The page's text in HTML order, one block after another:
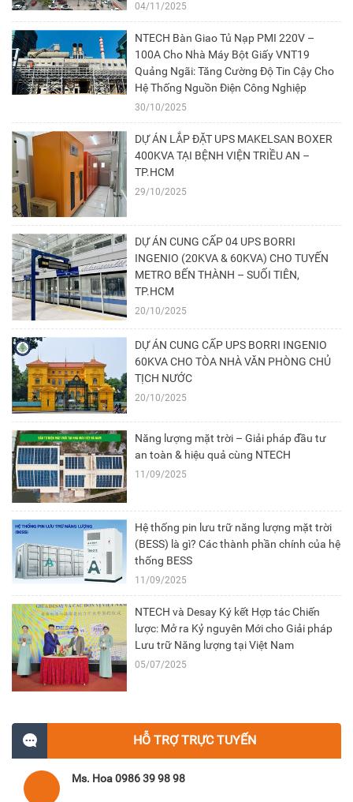
04/11/2025
NTECH Bàn Giao Tủ Nạp PMI 220V –
100A Cho Nhà Máy Bột Giấy VNT19
Quảng Ngãi: Tăng Cường Độ Tin Cậy Cho
Hệ Thống Nguồn Điện Công Nghiệp
30/10/2025
DỰ ÁN LẮP ĐẶT UPS MAKELSAN BOXER
400KVA TẠI BỆNH VIỆN TRIỀU AN –
TP.HCM
29/10/2025
DỰ ÁN CUNG CẤP 04 UPS BORRI
INGENIO (20KVA & 60KVA) CHO TUYẾN
METRO BẾN THÀNH – SUỐI TIÊN,
TP.HCM
20/10/2025
DỰ ÁN CUNG CẤP UPS BORRI INGENIO
60KVA CHO TÒA NHÀ VĂN PHÒNG CHỦ
TỊCH NƯỚC
20/10/2025
Năng lượng mặt trời – Giải pháp đầu tư
an toàn & hiệu quả cùng NTECH
11/09/2025
Hệ thống pin lưu trữ năng lượng mặt trời
(BESS) là gì? Các thành phần chính của hệ
thống BESS
11/09/2025
NTECH và Desay Ký kết Hợp tác Chiến
lược: Mở ra Kỷ nguyên Mới cho Giải pháp
Lưu trữ Năng lượng tại Việt Nam
05/07/2025
HỖ TRỢ TRỰC TUYẾN
Ms. Hoa 0986 39 98 98